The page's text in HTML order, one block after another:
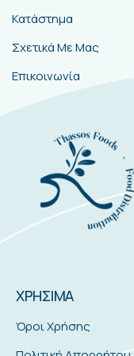
Κατάστημα
Σχετικά Με Μας
Επικοινωνία
ΧΡΗΣΙΜΑ
Όροι Χρήσης